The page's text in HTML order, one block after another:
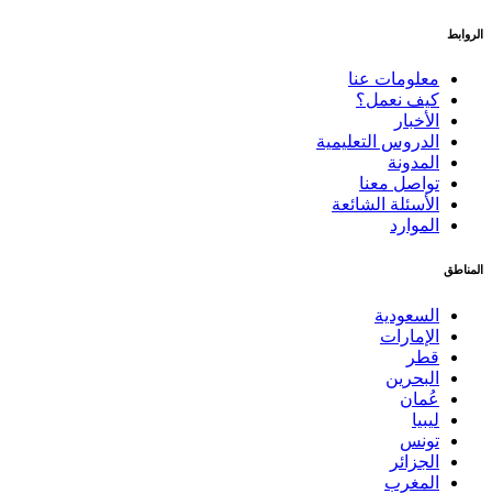
الروابط
معلومات عنا
كيف نعمل؟
الأخبار
الدروس التعليمية
المدونة
تواصل معنا
الأسئلة الشائعة
الموارد
المناطق
السعودية
الإمارات
قطر
البحرين
عُمان
ليبيا
تونس
الجزائر
المغرب